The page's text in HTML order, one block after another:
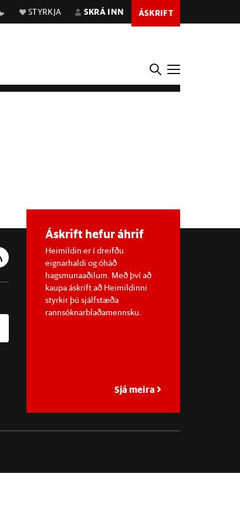
STYRKJA SKRÁ INN ÁSKRIFT
Áskrift hefur áhrif
Heimildin er í dreifðu
eignarhaldi og óháð
hagsmunaaðilum. Með því að
kaupa áskrift að Heimildinni
styrkir þú sjálfstæða
rannsóknarblaðamennsku.
Sjá meira